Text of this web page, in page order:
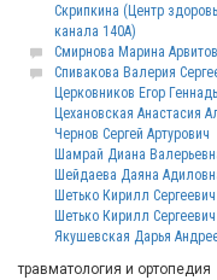
Скрипкина (Центр
канала 140А)
Смирнова Марина
Спивакова Валерия
Церковников Егор
Цехановская Анастасия
Чернов Сергей Артурович
Шамрай Диана
Шейдаева Даяна
Шетько Кирилл Сергеевич
Шетько Кирилл
Якушевская Дарья
травматология и ортопедия